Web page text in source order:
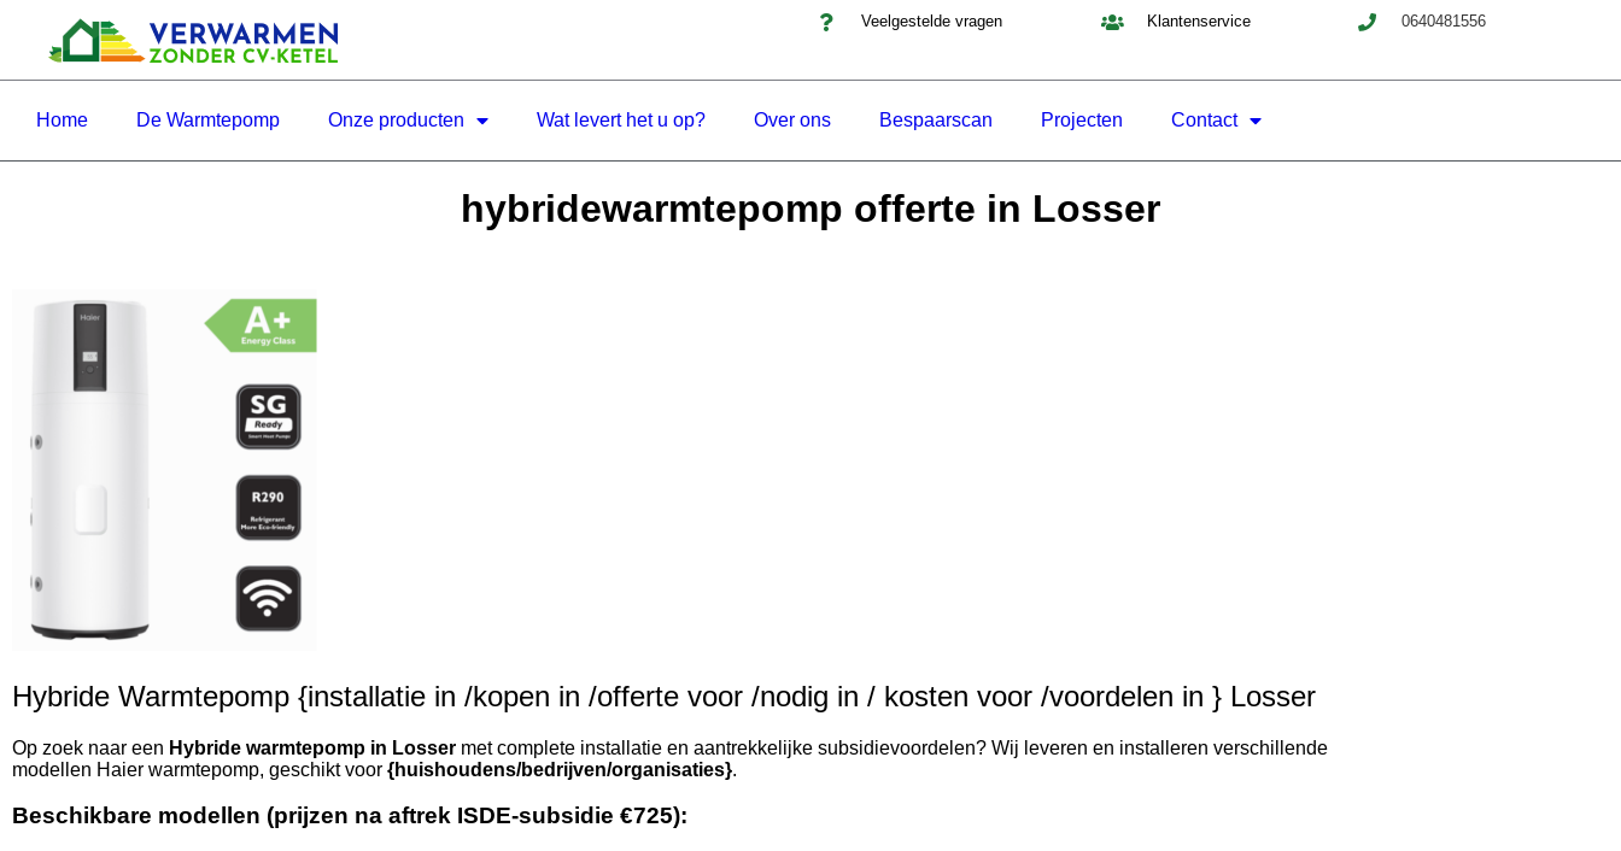
Veelgestelde vragen Klantenservice 0640481556
Home De Warmtepomp Onze producten Wat levert het u op? Over ons Bespaarscan Projecten Contact
hybridewarmtepomp offerte in Losser
Hybride Warmtepomp {installatie in /kopen in /offerte voor /nodig in / kosten voor /voordelen in } Losser
Op zoek naar een Hybride warmtepomp in Losser met complete installatie en aantrekkelijke subsidievoordelen? Wij leveren en installeren verschillende
modellen Haier warmtepomp, geschikt voor {huishoudens/bedrijven/organisaties}.
Beschikbare modellen (prijzen na aftrek ISDE-subsidie €725):